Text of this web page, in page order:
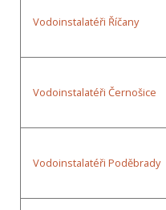
Vodoinstalatéři Říčany
Vodoinstalatéři Černošice
Vodoinstalatéři Poděbrady